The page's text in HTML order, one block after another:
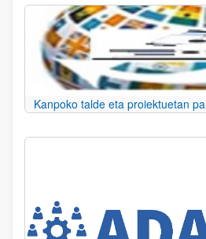
Kanpoko talde eta proiektuetan